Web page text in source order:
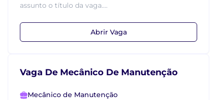
assunto o título da vaga....
Abrir Vaga
Vaga De Mecânico De Manutenção
Mecânico de Manutenção